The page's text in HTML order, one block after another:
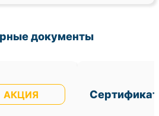
документы
АКЦИЯ